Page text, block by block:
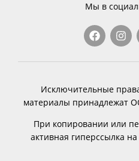
Мы в
Исключительные
материалы принадлежат
При копировании или
активная гиперссылка